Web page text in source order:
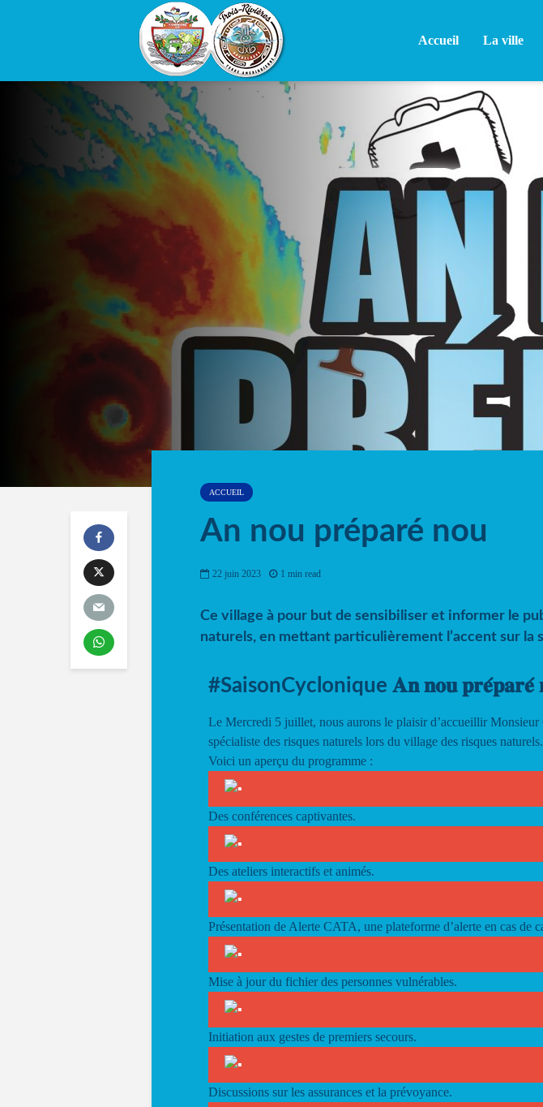
Accueil La ville
ACCUEIL
An nou préparé nou
22 juin 2023 1 min read
Ce village à pour but de sensibiliser et informer le
naturels, en mettant particulièrement l’accent sur la
#SaisonCyclonique 𝐀𝐧 𝐧𝐨𝐮
Le Mercredi 5 juillet, nous aurons le plaisir d’accueillir
spécialiste des risques naturels lors du village des risques naturels.
Voici un aperçu du programme :
Des conférences captivantes.
Des ateliers interactifs et animés.
Présentation de Alerte CATA, une plateforme d’alerte en cas de
Mise à jour du fichier des personnes vulnérables.
Initiation aux gestes de premiers secours.
Discussions sur les assurances et la prévoyance.